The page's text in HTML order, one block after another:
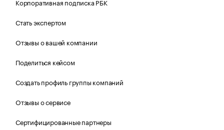
Корпоративная подписка РБК
Стать экспертом
Отзывы о вашей компании
Поделиться кейсом
Создать профиль группы компаний
Отзывы о сервисе
Сертифицированные партнеры